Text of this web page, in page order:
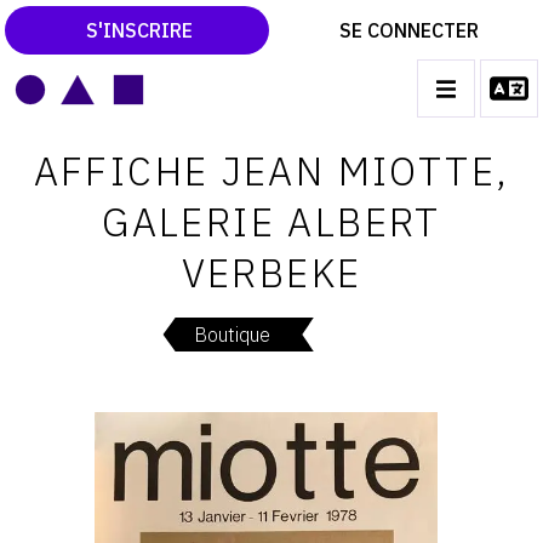
S'INSCRIRE SE CONNECTER
navigation
CATALOGUES RAISONNÉS
LES EXPOSITIONS
LES VERNISSAGES
ARCHIVES DES EXPOSITIONS
LIBRAIRIE : LIVRES & CATALOGUES
LEXIQUE ARTISTIQUE
AFFICHE JEAN MIOTTE,
GALERIE ALBERT
VERBEKE
Boutique